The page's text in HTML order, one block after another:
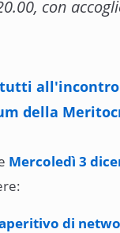
con
della
Mercoledì 3
di